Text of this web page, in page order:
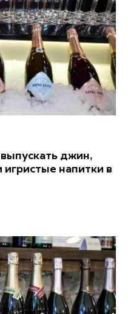
джин,
напитки в